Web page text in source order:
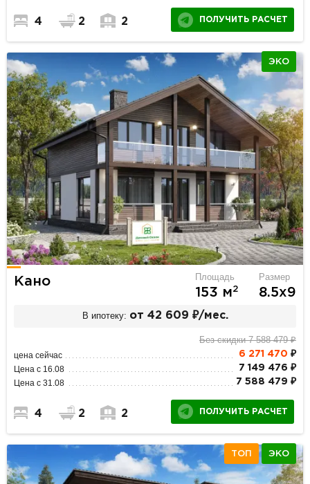
4 2 2 ПОЛУЧИТЬ РАСЧЕТ
ЭКО
Кано Площадь
153 м2
Размер
8.5х9
В ипотеку: от 42 609 ₽/мес.
Без скидки 7 588 479 ₽
цена сейчас 6 271 470 ₽
Цена с 16.08 7 149 476 ₽
Цена с 31.08 7 588 479 ₽
4 2 2 ПОЛУЧИТЬ РАСЧЕТ
ТОП ЭКО